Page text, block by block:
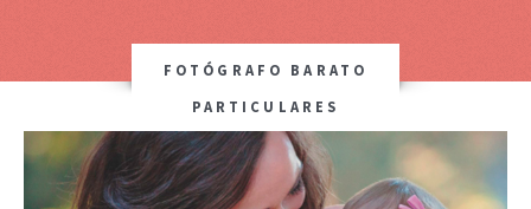
FOTÓGRAFO BARATO
PARTICULARES